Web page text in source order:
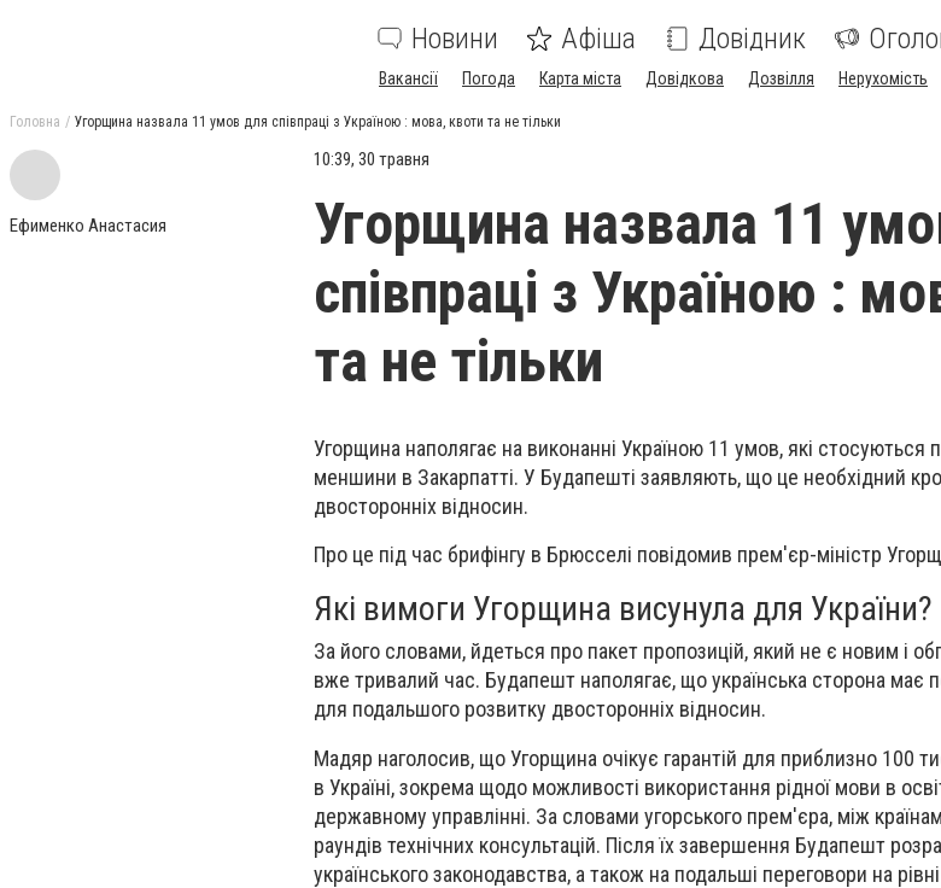
Новини Афіша Довідник
Вакансії Погода Карта міста Довідкова Дозвілля Нерухомість
Головна Угорщина назвала 11 умов для співпраці з Україною : мова, квоти та не тільки
Ефименко Анастасия
10:39, 30 травня
Угорщина назвала 11
співпраці з Україною :
та не тільки
Угорщина наполягає на виконанні Україною 11 умов, які стосуються
меншини в Закарпатті. У Будапешті заявляють, що це необхідний
двосторонніх відносин.
Про це під час брифінгу в Брюсселі повідомив прем'єр-міністр
Які вимоги Угорщина висунула для України?
За його словами, йдеться про пакет пропозицій, який не є новим і
вже тривалий час. Будапешт наполягає, що українська сторона має
для подальшого розвитку двосторонніх відносин.
Мадяр наголосив, що Угорщина очікує гарантій для приблизно 100
в Україні, зокрема щодо можливості використання рідної мови в
державному управлінні. За словами угорського прем'єра, між
раундів технічних консультацій. Після їх завершення Будапешт
українського законодавства, а також на подальші переговори на